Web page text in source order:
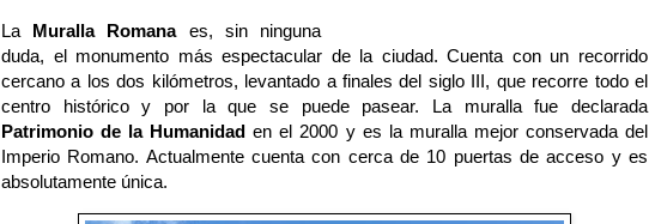
La Muralla Romana es, sin ninguna
duda, el monumento más espectacular de la ciudad. Cuenta con un recorrido
cercano a los dos kilómetros, levantado a finales del siglo III, que recorre todo el
centro histórico y por la que se puede pasear. La muralla fue declarada
Patrimonio de la Humanidad en el 2000 y es la muralla mejor conservada del
Imperio Romano. Actualmente cuenta con cerca de 10 puertas de acceso y es
absolutamente única.